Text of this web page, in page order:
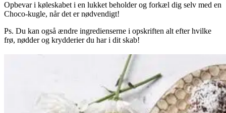
Opbevar i køleskabet i en lukket beholder og forkæl dig selv med en
Choco-kugle, når det er nødvendigt!
Ps. Du kan også ændre ingredienserne i opskriften alt efter hvilke
frø, nødder og krydderier du har i dit skab!